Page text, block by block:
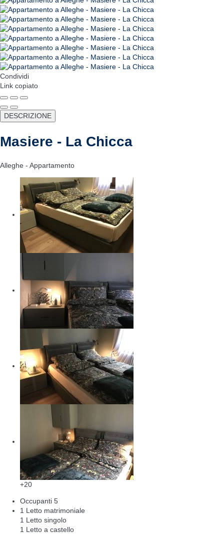
Condividi
Link copiato
DESCRIZIONE
Masiere - La Chicca
Alleghe - Appartamento
+20
Occupanti 5
1 Letto matrimoniale
1 Letto singolo
1 Letto a castello